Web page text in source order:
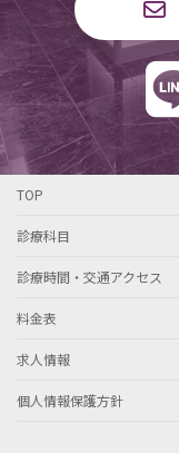
TOP
診療科目
診療時間・交通アクセス
料金表
求人情報
個人情報保護方針